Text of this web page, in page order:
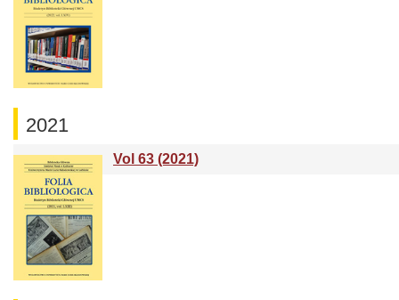
2021
Vol 63 (2021)